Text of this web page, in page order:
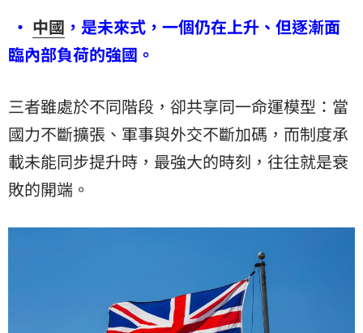
• 中國 ，是未來式，一個仍在上升、但逐漸面
臨內部負荷的強國。
三者雖處於不同階段，卻共享同一命運模型：當
國力不斷擴張、軍事與外交不斷加碼，而制度承
載未能同步提升時，最強大的時刻，往往就是衰
敗的開端。